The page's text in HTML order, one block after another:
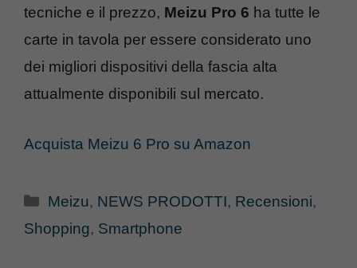
tecniche e il prezzo, Meizu Pro 6 ha tutte le
carte in tavola per essere considerato uno
dei migliori dispositivi della fascia alta
attualmente disponibili sul mercato.
Acquista Meizu 6 Pro su Amazon
Categorie
Meizu, NEWS PRODOTTI, Recensioni,
Shopping, Smartphone